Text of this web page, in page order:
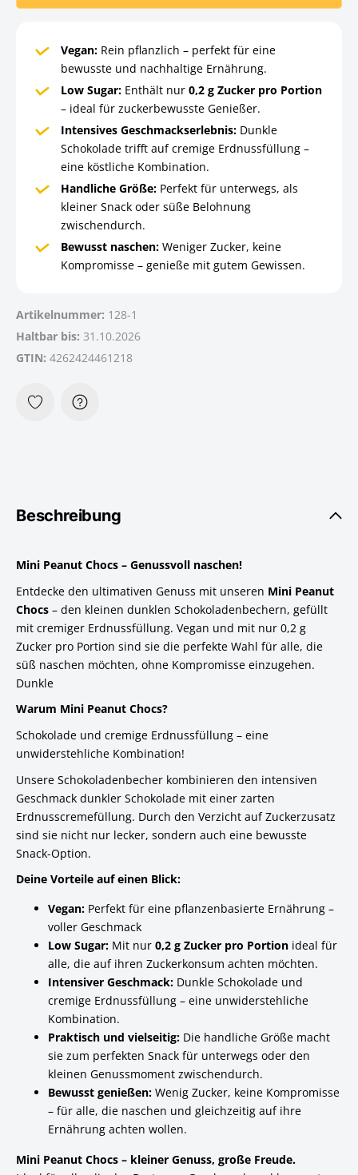
Vegan: Rein pflanzlich – perfekt für eine
bewusste und nachhaltige Ernährung.
Low Sugar: Enthält nur 0,2 g Zucker pro Portion
– ideal für zuckerbewusste Genießer.
Intensives Geschmackserlebnis: Dunkle
Schokolade trifft auf cremige Erdnussfüllung –
eine köstliche Kombination.
Handliche Größe: Perfekt für unterwegs, als
kleiner Snack oder süße Belohnung
zwischendurch.
Bewusst naschen: Weniger Zucker, keine
Kompromisse – genieße mit gutem Gewissen.
Artikelnummer: 128-1
Haltbar bis: 31.10.2026
GTIN: 4262424461218
Beschreibung
Mini Peanut Chocs – Genussvoll naschen!
Entdecke den ultimativen Genuss mit unseren Mini Peanut
Chocs – den kleinen dunklen Schokoladenbechern, gefüllt
mit cremiger Erdnussfüllung. Vegan und mit nur 0,2 g
Zucker pro Portion sind sie die perfekte Wahl für alle, die
süß naschen möchten, ohne Kompromisse einzugehen.
Dunkle
Warum Mini Peanut Chocs?
Schokolade und cremige Erdnussfüllung – eine
unwiderstehliche Kombination!
Unsere Schokoladenbecher kombinieren den intensiven
Geschmack dunkler Schokolade mit einer zarten
Erdnusscremefüllung. Durch den Verzicht auf Zuckerzusatz
sind sie nicht nur lecker, sondern auch eine bewusste
Snack-Option.
Deine Vorteile auf einen Blick:
Vegan: Perfekt für eine pflanzenbasierte Ernährung –
voller Geschmack
Low Sugar: Mit nur 0,2 g Zucker pro Portion ideal für
alle, die auf ihren Zuckerkonsum achten möchten.
Intensiver Geschmack: Dunkle Schokolade und
cremige Erdnussfüllung – eine unwiderstehliche
Kombination.
Praktisch und vielseitig: Die handliche Größe macht
sie zum perfekten Snack für unterwegs oder den
kleinen Genussmoment zwischendurch.
Bewusst genießen: Wenig Zucker, keine Kompromisse
– für alle, die naschen und gleichzeitig auf ihre
Ernährung achten wollen.
Mini Peanut Chocs – kleiner Genuss, große Freude.